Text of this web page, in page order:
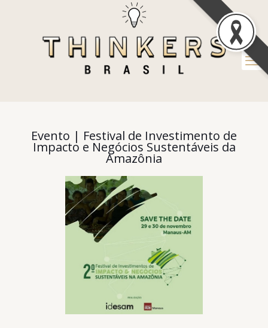
Evento | Festival de Investimento de
Impacto e Negócios Sustentáveis da
Amazônia